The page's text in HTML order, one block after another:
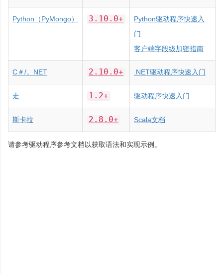
Python（PyMongo） 3.10.0+
Python驱动程序快速入
门
客户端字段级加密指南
C＃/。NET 2.10.0+ .NET驱动程序快速入门
走 1.2+ 驱动程序快速入门
斯卡拉 2.8.0+ Scala文档
请参考驱动程序参考文档以获取语法和实现示例。